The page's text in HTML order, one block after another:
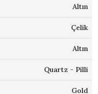
Altın
Çelik
Altın
Quartz - Pilli
Gold